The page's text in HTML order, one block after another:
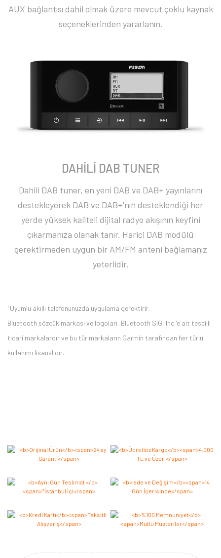
AUX bağlantısı dahil olmak üzere mevcut çoklu kaynak
seçeneklerinden yararlanın.
DAHİLİ DAB TUNER
Dahili DAB tuner, en yeni DAB ve DAB+ yayınlarını
destekleyerek DAB ve DAB+'nın desteklendiği her
yerde yüksek kaliteli dijital radyo akışının keyfini
çıkarmanıza olanak tanır. Harici DAB modülü
gerektirmeden uygun bir AM/FM anteni bağlamanız
yeterlidir.
¹ Uyumlu akıllı telefonunuzda uygulama gerektirir.
Bluetooth sözcük markası ve logoları, Bluetooth SIG, Inc.'e ait tescilli
ticari markalardır ve bu tür markaların Garmin tarafından her türlü
kullanımı lisanslıdır.